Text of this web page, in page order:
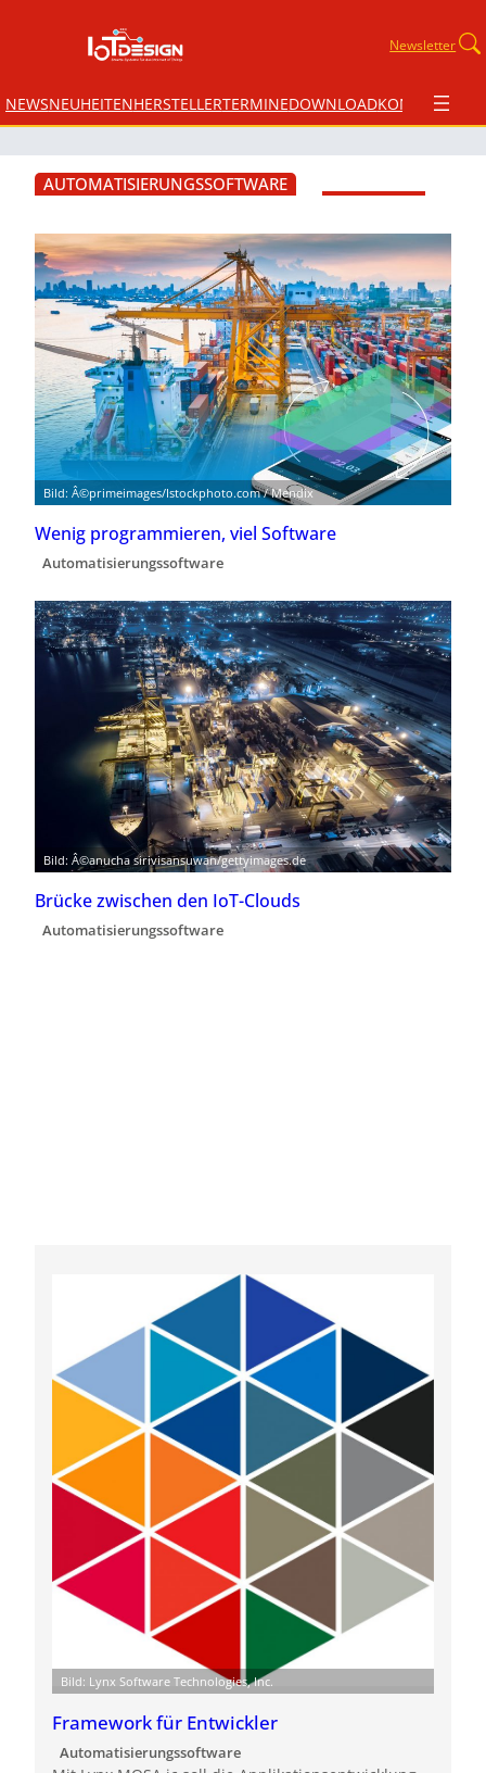
Newsletter
NEWSNEUHEITENHERSTELLERTERMINEDOWNLOADKONTAKT
AUTOMATISIERUNGSSOFTWARE
Bild: Â©primeimages/Istockphoto.com / Mendix
Wenig programmieren, viel Software
Automatisierungssoftware
Bild: Â©anucha sirivisansuwan/gettyimages.de
Brücke zwischen den IoT-Clouds
Automatisierungssoftware
Bild: Lynx Software Technologies, Inc.
Framework für Entwickler
Automatisierungssoftware